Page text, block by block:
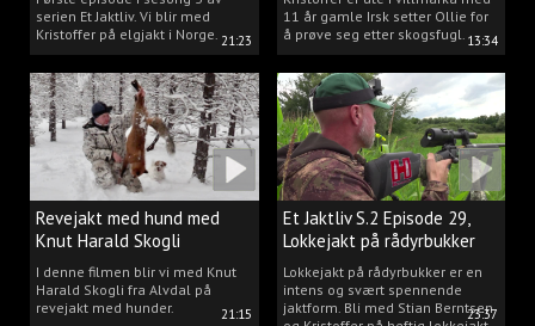
21:23
serien Et Jaktliv. Vi blir med
Kristoffer på elgjakt i Norge.
13:34
11 år gamle Irsk setter Ollie for
å prøve seg etter skogsfugl.
21:15
Revejakt med hund med
Knut Harald Skogli
I denne filmen blir vi med Knut
Harald Skogli fra Alvdal på
revejakt med hunder.
23:37
Et Jaktliv S.2 Episode 29,
Lokkejakt på rådyrbukker
med Stian og Kristoffer
Lokkejakt på rådyrbukker er en
intens og svært spennende
jaktform. Bli med Stian Berntsen